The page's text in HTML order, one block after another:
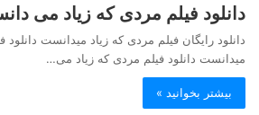
دانلود فیلم مردی که زیاد می
دانلود رایگان فیلم مردی که زیاد میدانست دانلود
میدانست دانلود فیلم مردی که زیاد می…
بیشتر بخوانید »